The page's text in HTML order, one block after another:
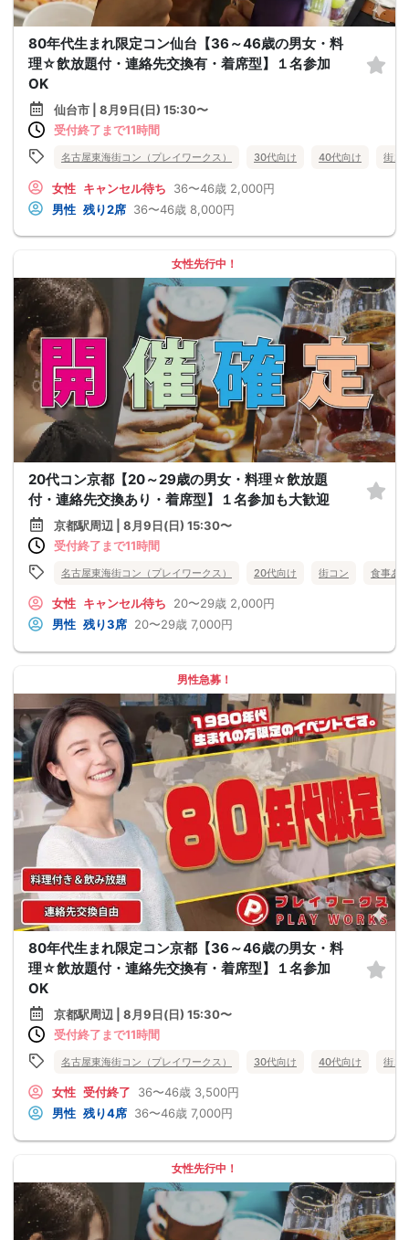
80年代生まれ限定コン仙台【36～46歳の男女・料
理☆飲放題付・連絡先交換有・着席型】１名参加
OK
仙台市 | 8月9日(日) 15:30〜
受付終了まで11時間
名古屋東海街コン（プレイワークス） 30代向け 40代向け 街コ
女性 キャンセル待ち 36〜46歳 2,000円
男性 残り2席 36〜46歳 8,000円
女性先行中！
20代コン京都【20～29歳の男女・料理☆飲放題
付・連絡先交換あり・着席型】１名参加も大歓迎
京都駅周辺 | 8月9日(日) 15:30〜
受付終了まで11時間
名古屋東海街コン（プレイワークス） 20代向け 街コン 食事あ
女性 キャンセル待ち 20〜29歳 2,000円
男性 残り3席 20〜29歳 7,000円
男性急募！
80年代生まれ限定コン京都【36～46歳の男女・料
理☆飲放題付・連絡先交換有・着席型】１名参加
OK
京都駅周辺 | 8月9日(日) 15:30〜
受付終了まで11時間
名古屋東海街コン（プレイワークス） 30代向け 40代向け 街コ
女性 受付終了 36〜46歳 3,500円
男性 残り4席 36〜46歳 7,000円
女性先行中！